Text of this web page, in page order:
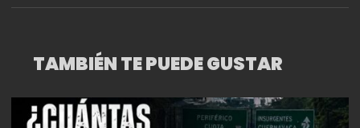
TAMBIÉN TE PUEDE GUSTAR